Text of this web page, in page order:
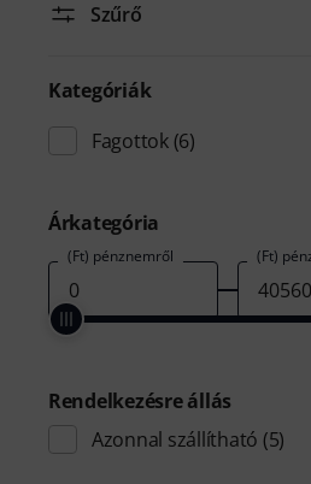
Szűrő
Kategóriák
Fagottok(6)
Árkategória
(Ft) pénznemről (Ft)
Rendelkezésre állás
Azonnal szállítható (5)